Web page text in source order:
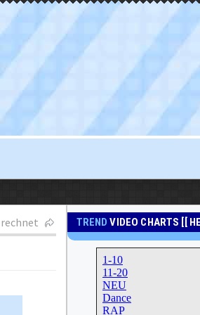
TRENDVIDEO CHARTS [[